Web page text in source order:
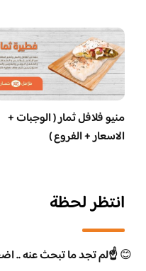
منيو فلافل ثمار ( الوجبات +
الاسعار + الفروع )
انتظر لحظة
😊☝️لم تجد ما تبحث عنه ..